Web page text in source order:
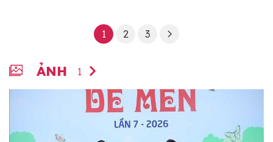
1 2 3
ẢNH 1